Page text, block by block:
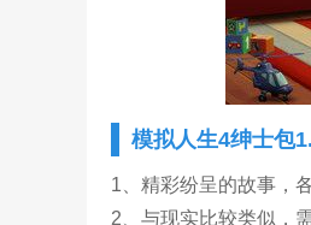
模拟人生4绅士包
1、精彩纷呈的故事，
2、与现实比较类似，